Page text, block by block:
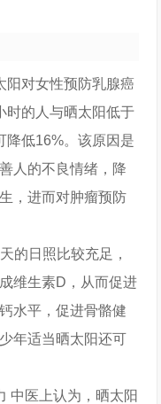
阳对女性预防乳腺癌
时的人与晒太阳低于
降低16%。该原因是
人的不良情绪，降
，进而对肿瘤预防
的日照比较充足，
维生素D，从而促进
水平，促进骨骼健
年适当晒太阳还可
中医上认为，晒太阳